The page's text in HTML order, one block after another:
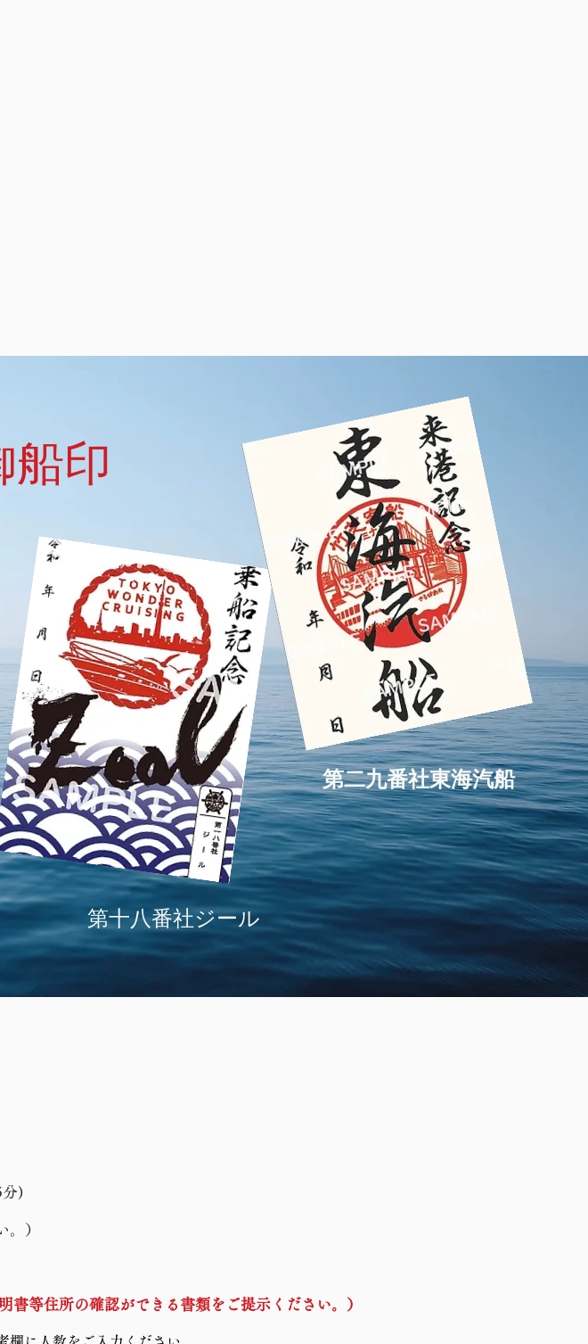
船印
第二九番社東海汽船
第十八番社ジール
)
）
等住所の確認ができる書類をご提示ください。）